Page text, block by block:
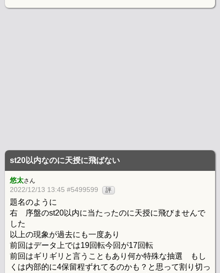
st20以内なのに天授に飛ばない
悠太さん
2022/12/13 13:45 #5499599 評
題名のように
右 序盤のst20以内に当たったのに天授に飛びませんで
した
以上の現象が過去にも一度あり
前回はデータ上では19回転今回が17回転
前回はギリギリと言うこともあり何か特殊な抽選 もし
くは内部的に4保留程ずれてるのかも？と思って割り切っ